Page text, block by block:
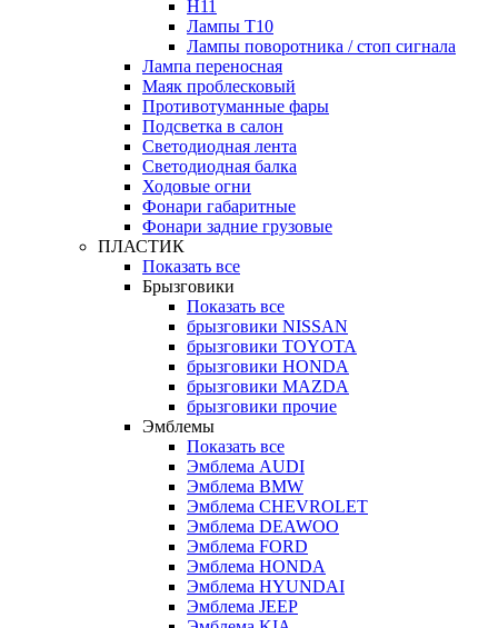
H11
Лампы Т10
Лампы поворотника / стоп сигнала
Лампа переносная
Маяк проблесковый
Противотуманные фары
Подсветка в салон
Светодиодная лента
Светодиодная балка
Ходовые огни
Фонари габаритные
Фонари задние грузовые
ПЛАСТИК
Показать все
Брызговики
Показать все
брызговики NISSAN
брызговики TOYOTA
брызговики HONDA
брызговики MAZDA
брызговики прочие
Эмблемы
Показать все
Эмблема AUDI
Эмблема BMW
Эмблема CHEVROLET
Эмблема DEAWOO
Эмблема FORD
Эмблема HONDA
Эмблема HYUNDAI
Эмблема JEEP